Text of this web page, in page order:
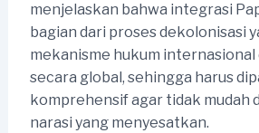
menjelaskan bahwa integrasi
bagian dari proses dekolonisasi
mekanisme hukum internasional
secara global, sehingga harus
komprehensif agar tidak mudah
narasi yang menyesatkan.